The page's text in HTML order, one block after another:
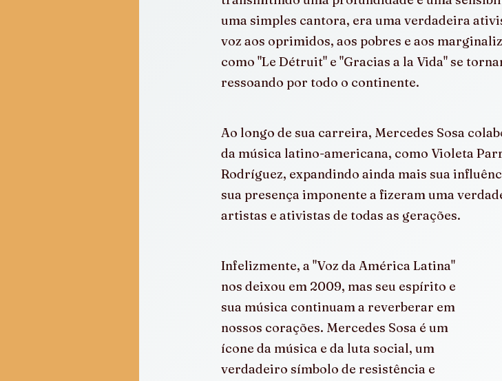
uma simples cantora, era uma verdadeira
voz aos oprimidos, aos pobres e aos
como "Le Détruit" e "Gracias a la Vida" se
ressoando por todo o continente.
Ao longo de sua carreira, Mercedes Sosa
da música latino-americana, como Violeta
Rodríguez, expandindo ainda mais sua
sua presença imponente a fizeram uma
artistas e ativistas de todas as gerações.
Infelizmente, a "Voz da América Latina"
nos deixou em 2009, mas seu espírito e
sua música continuam a reverberar em
nossos corações. Mercedes Sosa é um
ícone da música e da luta social, um
verdadeiro símbolo de resistência e